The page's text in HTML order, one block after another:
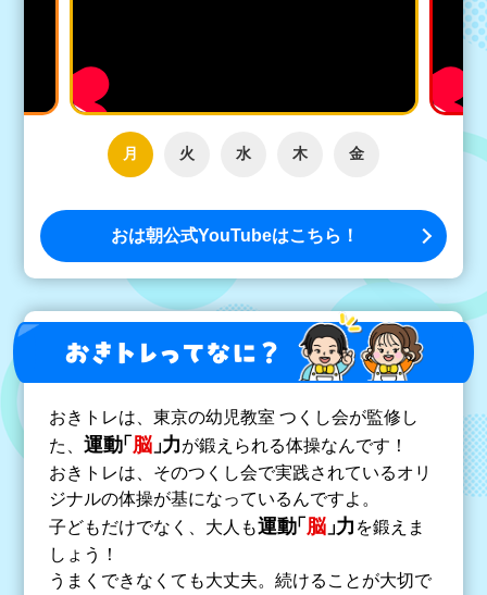
おは朝公式YouTubeはこちら！
おきトレってなに ？
おきトレは、東京の幼児教室 つくし会が監修し
た、運動「 脳 」力が鍛えられる体操なんです！
おきトレは、そのつくし会で実践されているオリ
ジナルの体操が基になっているんですよ。
子どもだけでなく、大人も運動「 脳 」力 を鍛えま
しょう！
うまくできなくても大丈夫。続けることが大切で